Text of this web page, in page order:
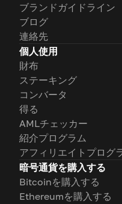
ブランドガイドライン
ブログ
連絡先
個人使用
財布
ステーキング
コンバータ
得る
AMLチェッカー
紹介プログラム
アフィリエイトプログ
暗号通貨を購入する
Bitcoinを購入する
Ethereumを購入する